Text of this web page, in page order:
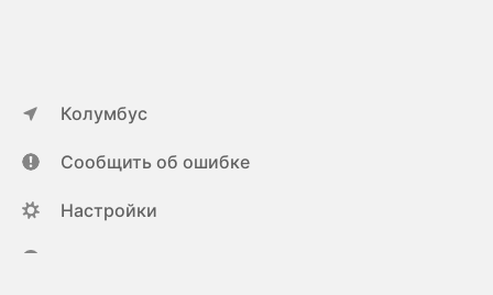
Колумбус
Сообщить об ошибке
Настройки